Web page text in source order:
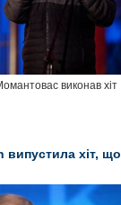
виконав хіт
випустила хіт, що